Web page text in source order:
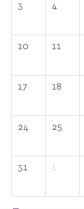
3 4
10 11
17 18
24 25
31 1